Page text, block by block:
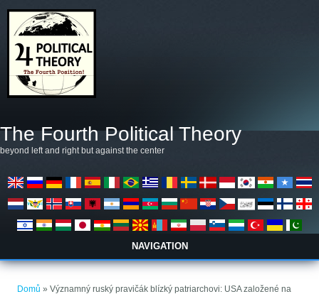
The Fourth Political Theory
beyond left and right but against the center
NAVIGATION
Jste zde
Domů » Významný ruský pravičák blízký patriarchovi: USA založené na